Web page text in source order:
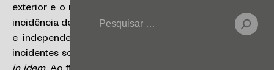
exterior e o mutuário no Brasil. Ainda, as hipóteses de
incidência de IOF-câmbio e IOF-crédito são autônomas
e independentes, constituindo dois tributos distintos
incidentes sobre operações distintas, não havendo